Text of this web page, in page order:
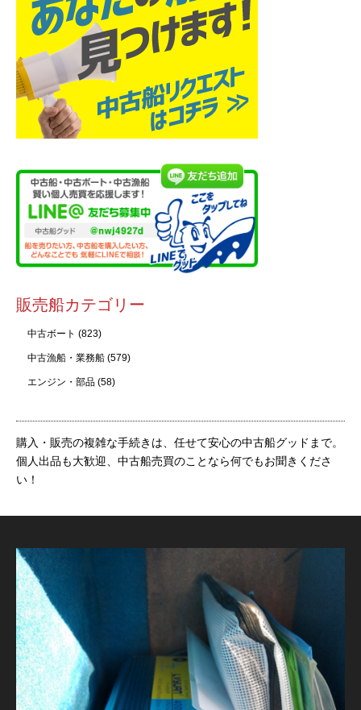
販売船カテゴリー
中古ボート (823)
中古漁船・業務船 (579)
エンジン・部品 (58)
購入・販売の複雑な手続きは、任せて安心の中古船グッドまで。
個人出品も大歓迎、中古船売買のことなら何でもお聞きくださ
い！